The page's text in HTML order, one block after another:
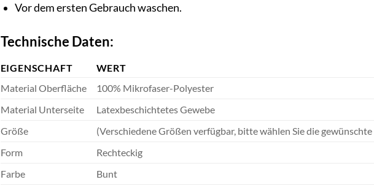
Vor dem ersten Gebrauch waschen.
Technische Daten:
EIGENSCHAFT
WERT
Material Oberfläche
100% Mikrofaser-Polyester
Material Unterseite
Latexbeschichtetes Gewebe
Größe
(Verschiedene Größen verfügbar, bitte wählen Sie die
Form
Rechteckig
Farbe
Bunt